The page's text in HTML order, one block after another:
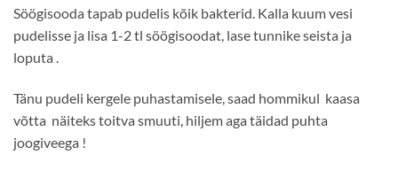
Söögisooda tapab pudelis kõik bakterid. Kalla kuum vesi
pudelisse ja lisa 1-2 tl söögisoodat, lase tunnike seista ja
loputa .
Tänu pudeli kergele puhastamisele, saad hommikul kaasa
võtta näiteks toitva smuuti, hiljem aga täidad puhta
joogiveega !